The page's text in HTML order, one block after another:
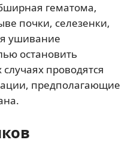
гематома,
почки, селезенки,
ушивание
остановить
проводятся
предполагающие